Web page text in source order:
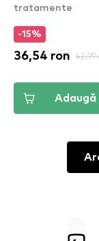
tratamente
-15%
36,54 ron 42,99
Adaugă